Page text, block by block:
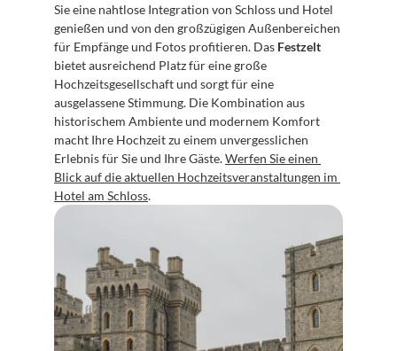
Sie eine nahtlose Integration von Schloss und Hotel
genießen und von den großzügigen Außenbereichen
für Empfänge und Fotos profitieren. Das Festzelt
bietet ausreichend Platz für eine große
Hochzeitsgesellschaft und sorgt für eine
ausgelassene Stimmung. Die Kombination aus
historischem Ambiente und modernem Komfort
macht Ihre Hochzeit zu einem unvergesslichen
Erlebnis für Sie und Ihre Gäste. Werfen Sie einen
Blick auf die aktuellen Hochzeitsveranstaltungen im
Hotel am Schloss.